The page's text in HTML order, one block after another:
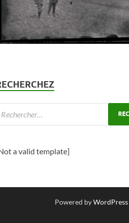
a valid template]
Powered byWordPress